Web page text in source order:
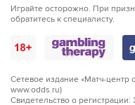
Играйте осторожно. При
обратитесь к специалисту.
Сетевое издание «Матч-центр
www.odds.ru)
Свидетельство о